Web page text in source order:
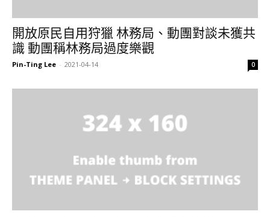
開放原民自用狩獵 林務局、動團對談未獲共
識 動團稱林務局過度樂觀
Pin-Ting Lee - 2021-04-14 0